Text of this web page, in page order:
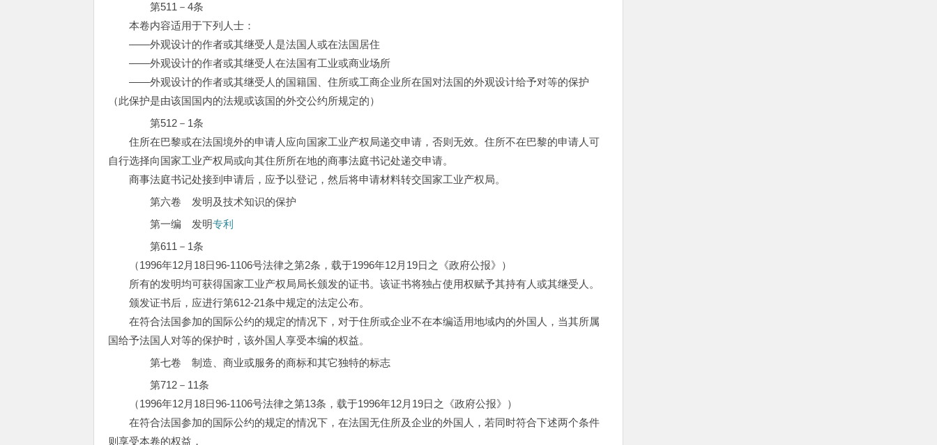
第511－4条
本卷内容适用于下列人士：
——外观设计的作者或其继受人是法国人或在法国居住
——外观设计的作者或其继受人在法国有工业或商业场所
——外观设计的作者或其继受人的国籍国、住所或工商企业所在国对法国的外观设计给予对等的保护
（此保护是由该国国内的法规或该国的外交公约所规定的）
第512－1条
住所在巴黎或在法国境外的申请人应向国家工业产权局递交申请，否则无效。住所不在巴黎的申请人可
自行选择向国家工业产权局或向其住所所在地的商事法庭书记处递交申请。
商事法庭书记处接到申请后，应予以登记，然后将申请材料转交国家工业产权局。
第六卷 发明及技术知识的保护
第一编 发明专利
第611－1条
（1996年12月18日96-1106号法律之第2条，载于1996年12月19日之《政府公报》）
所有的发明均可获得国家工业产权局局长颁发的证书。该证书将独占使用权赋予其持有人或其继受人。
颁发证书后，应进行第612-21条中规定的法定公布。
在符合法国参加的国际公约的规定的情况下，对于住所或企业不在本编适用地域内的外国人，当其所属
国给予法国人对等的保护时，该外国人享受本编的权益。
第七卷 制造、商业或服务的商标和其它独特的标志
第712－11条
（1996年12月18日96-1106号法律之第13条，载于1996年12月19日之《政府公报》）
在符合法国参加的国际公约的规定的情况下，在法国无住所及企业的外国人，若同时符合下述两个条件
则享受本卷的权益，